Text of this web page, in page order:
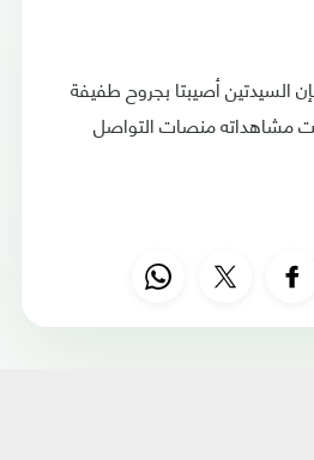
السيدتين أصيبتا بجروح طفيفة
مشاهداته منصات التواصل